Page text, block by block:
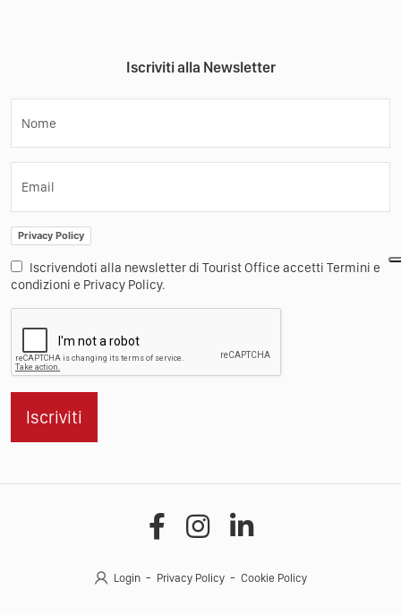
Iscriviti alla Newsletter
Nome
Email
Privacy Policy
Iscrivendoti alla newsletter di Tourist Office accetti Termini e
condizioni e Privacy Policy.
Iscriviti
Login Privacy Policy Cookie Policy